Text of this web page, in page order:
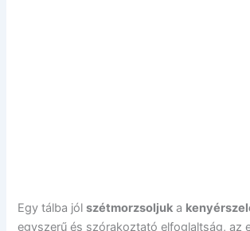
Egy tálba jólszétmorzsoljuk a
egyszerű és szórakoztató elfoglaltság, az